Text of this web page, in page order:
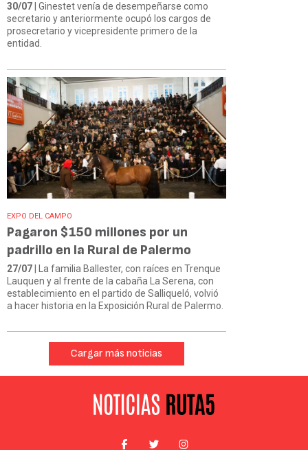
30/07 | Ginestet venía de desempeñarse como
secretario y anteriormente ocupó los cargos de
prosecretario y vicepresidente primero de la
entidad.
EXPO DEL CAMPO
Pagaron $150 millones por un
padrillo en la Rural de Palermo
27/07 | La familia Ballester, con raíces en Trenque
Lauquen y al frente de la cabaña La Serena, con
establecimiento en el partido de Salliqueló, volvió
a hacer historia en la Exposición Rural de Palermo.
Cargar más noticias